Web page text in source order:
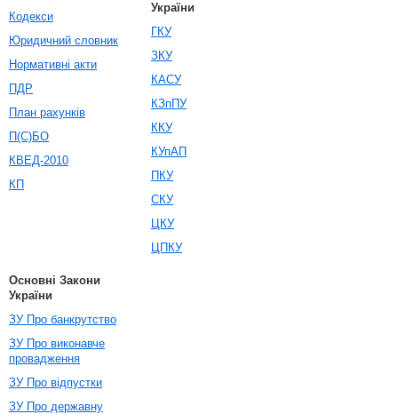
Кодекси
Юридичний словник
Нормативні акти
ПДР
План рахунків
П(С)БО
КВЕД-2010
КП
України
ГКУ
ЗКУ
КАСУ
КЗпПУ
ККУ
КУпАП
ПКУ
СКУ
ЦКУ
ЦПКУ
Основні Закони
України
ЗУ Про банкрутство
ЗУ Про виконавче
провадження
ЗУ Про відпустки
ЗУ Про державну